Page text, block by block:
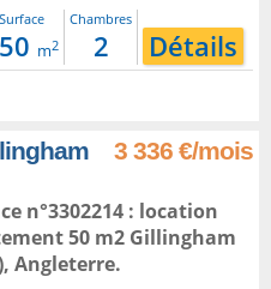
Surface
m2
Chambres
2 Détails
3 336 €/mois
n°3302214 : location
50 m2 Gillingham
Angleterre.